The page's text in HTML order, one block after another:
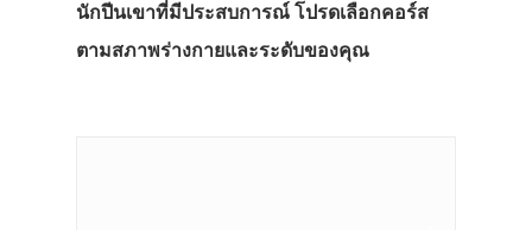
นักปีนเขาที่มีประสบการณ์ โปรดเลือกคอร์ส
ตามสภาพร่างกายและระดับของคุณ